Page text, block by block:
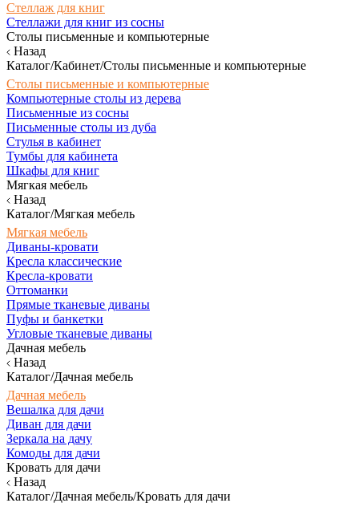
Стеллаж для книг
Стеллажи для книг из сосны
Столы письменные и компьютерные
Назад
Каталог/Кабинет/Столы письменные и компьютерные
Столы письменные и компьютерные
Компьютерные столы из дерева
Письменные из сосны
Письменные столы из дуба
Стулья в кабинет
Тумбы для кабинета
Шкафы для книг
Мягкая мебель
Назад
Каталог/Мягкая мебель
Мягкая мебель
Диваны-кровати
Кресла классические
Кресла-кровати
Оттоманки
Прямые тканевые диваны
Пуфы и банкетки
Угловые тканевые диваны
Дачная мебель
Назад
Каталог/Дачная мебель
Дачная мебель
Вешалка для дачи
Диван для дачи
Зеркала на дачу
Комоды для дачи
Кровать для дачи
Назад
Каталог/Дачная мебель/Кровать для дачи